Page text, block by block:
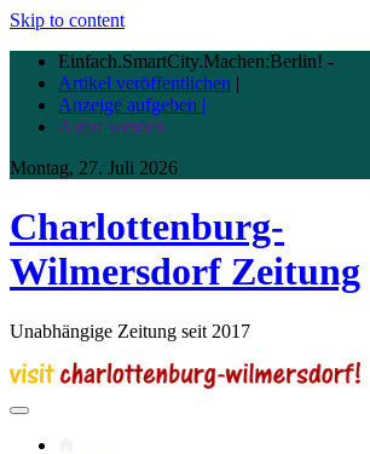
Skip to content
Einfach.SmartCity.Machen:Berlin! -
Artikel veröffentlichen |
Anzeige aufgeben |
Autor werden
Montag, 27. Juli 2026
Charlottenburg-
Wilmersdorf Zeitung
Unabhängige Zeitung seit 2017